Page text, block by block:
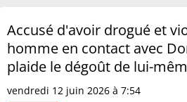
Accusé d'avoir drogué et
homme en contact avec
plaide le dégoût de lui-
vendredi 12 juin 2026 à 7:54